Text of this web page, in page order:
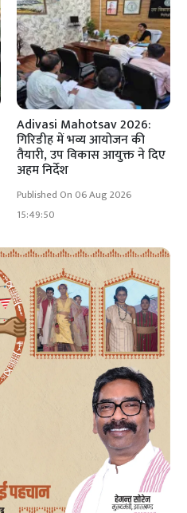
Adivasi Mahotsav 2026:
गिरिडीह में भव्य आयोजन की
तैयारी, उप विकास आयुक्त ने दिए
अहम निर्देश
Published On 06 Aug 2026
15:49:50